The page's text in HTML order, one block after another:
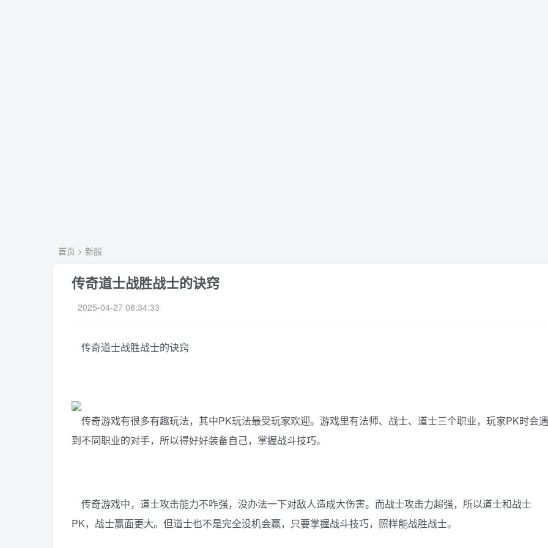
首页 > 新服
传奇道士战胜战士的诀窍
2025-04-27 08:34:33
传奇道士战胜战士的诀窍
传奇游戏有很多有趣玩法，其中PK玩法最受玩家欢迎。游戏里有法师、战士、道士三个职业，玩家PK时会遇
到不同职业的对手，所以得好好装备自己，掌握战斗技巧。
传奇游戏中，道士攻击能力不咋强，没办法一下对敌人造成大伤害。而战士攻击力超强，所以道士和战士
PK，战士赢面更大。但道士也不是完全没机会赢，只要掌握战斗技巧，照样能战胜战士。